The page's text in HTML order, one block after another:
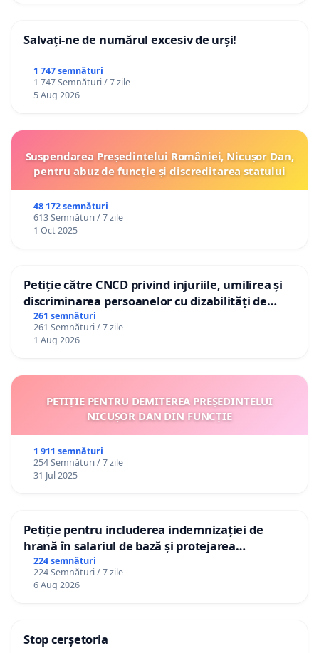
Salvați-ne de numărul excesiv de urși!
1 747 semnături
1 747 Semnături / 7 zile
5 Aug 2026
Suspendarea Președintelui României, Nicușor Dan,
pentru abuz de funcție și discreditarea statului
48 172 semnături
613 Semnături / 7 zile
1 Oct 2025
Petiție către CNCD privind injuriile, umilirea și
discriminarea persoanelor cu dizabilități de
către utilizatorul TikTok „Gorici”
261 semnături
261 Semnături / 7 zile
1 Aug 2026
PETIȚIE PENTRU DEMITEREA PREȘEDINTELUI
NICUȘOR DAN DIN FUNCȚIE
1 911 semnături
254 Semnături / 7 zile
31 Jul 2025
Petiție pentru includerea indemnizației de
hrană în salariul de bază și protejarea
gradațiilor de vechime pentru asistenții
personali
224 semnături
224 Semnături / 7 zile
6 Aug 2026
Stop cerșetoria